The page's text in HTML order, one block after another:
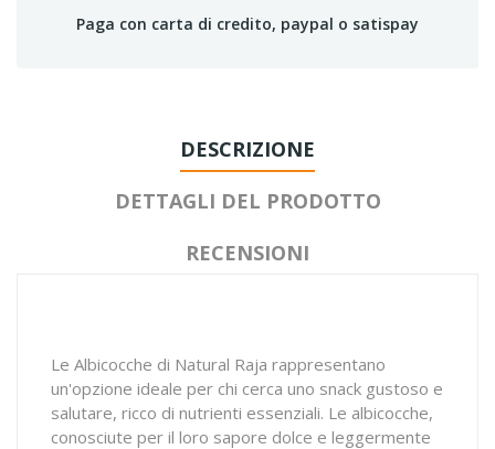
Paga con carta di credito, paypal o satispay
DESCRIZIONE
DETTAGLI DEL PRODOTTO
RECENSIONI
Le Albicocche di Natural Raja rappresentano
un'opzione ideale per chi cerca uno snack gustoso e
salutare, ricco di nutrienti essenziali. Le albicocche,
conosciute per il loro sapore dolce e leggermente